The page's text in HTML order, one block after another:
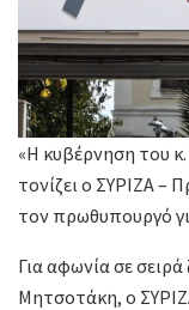
«H κυβέρνηση του
τονίζει ο ΣΥΡΙΖΑ –
τον πρωθυπουργό
Για αφωνία σε
Μητσοτάκη, ο